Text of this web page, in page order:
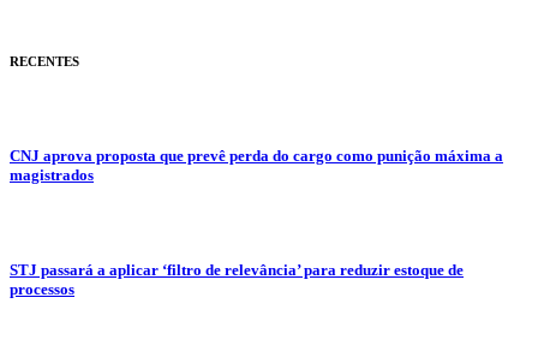
RECENTES
CNJ aprova proposta que prevê perda do cargo como punição máxima a
magistrados
STJ passará a aplicar ‘filtro de relevância’ para reduzir estoque de
processos